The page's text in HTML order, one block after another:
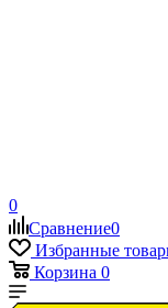
0
Сравнение0
Избранные
Корзина 0